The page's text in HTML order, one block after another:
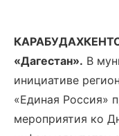
«Дагестан». В
инициативе
«Единая Россия»
мероприятия ко